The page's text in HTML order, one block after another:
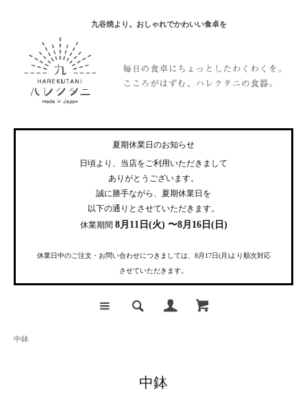
九谷焼より。おしゃれでかわいい食卓を
夏期休業日のお知らせ
日頃より、当店をご利用いただきまして
ありがとうございます。
誠に勝手ながら、夏期休業日を
以下の通りとさせていただきます。
休業期間 8月11日(火) 〜8月16日(日)
休業日中のご注文・お問い合わせにつきましては、8月17日(月)より順次対応
させていただきます。
中鉢
中鉢